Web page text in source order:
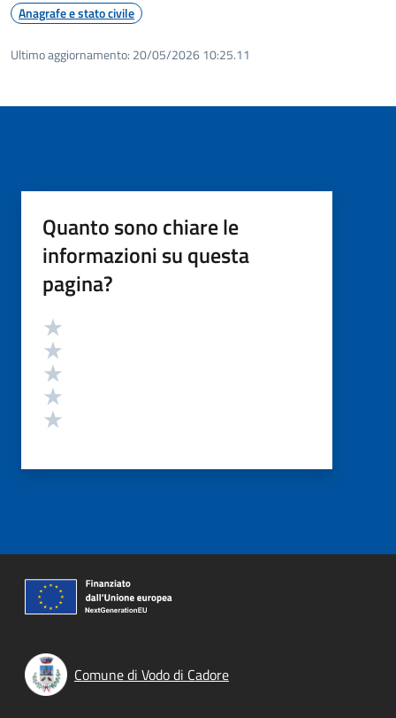
Anagrafe e stato civile
Ultimo aggiornamento: 20/05/2026 10:25.11
Quanto sono chiare le
informazioni su questa
pagina?
Valutazione
Comune di Vodo di Cadore